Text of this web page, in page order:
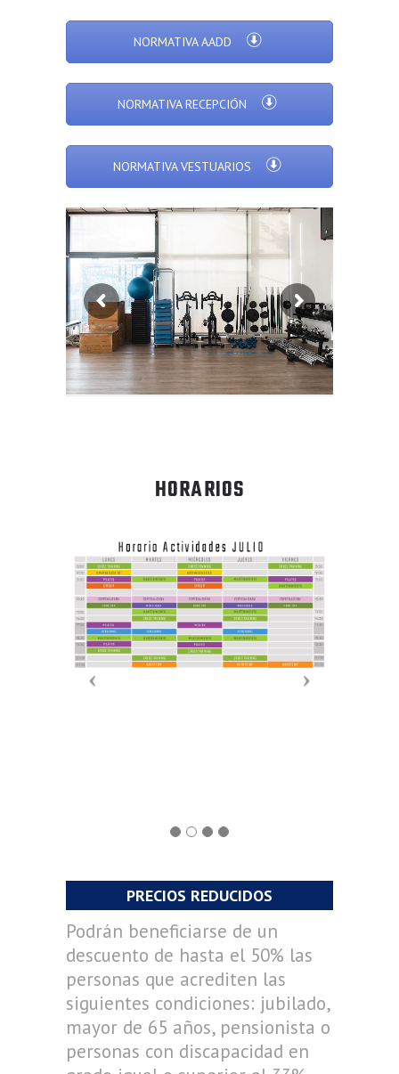
NORMATIVA AADD
NORMATIVA RECEPCIÓN
NORMATIVA VESTUARIOS
HORARIOS
PRECIOS REDUCIDOS
Podrán beneficiarse de un
descuento de hasta el 50% las
personas que acrediten las
siguientes condiciones: jubilado,
mayor de 65 años, pensionista o
personas con discapacidad en